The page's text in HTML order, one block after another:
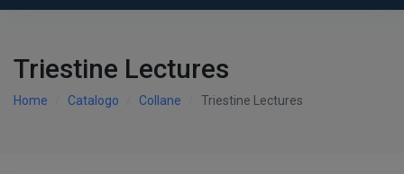
Triestine Lectures
Home Catalogo Collane Triestine Lectures